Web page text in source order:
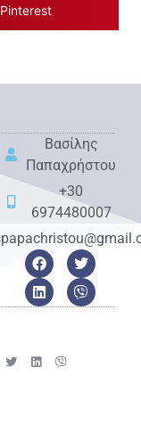
Pinterest
Βασίλης
Παπαχρήστου
+30
6974480007